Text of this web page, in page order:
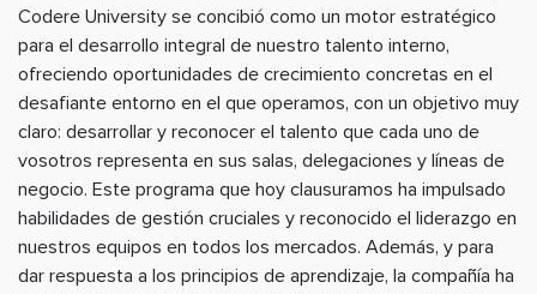
Codere University se concibió como un motor estratégico
para el desarrollo integral de nuestro talento interno,
ofreciendo oportunidades de crecimiento concretas en el
desafiante entorno en el que operamos, con un objetivo muy
claro: desarrollar y reconocer el talento que cada uno de
vosotros representa en sus salas, delegaciones y líneas de
negocio. Este programa que hoy clausuramos ha impulsado
habilidades de gestión cruciales y reconocido el liderazgo en
nuestros equipos en todos los mercados. Además, y para
dar respuesta a los principios de aprendizaje, la compañía ha